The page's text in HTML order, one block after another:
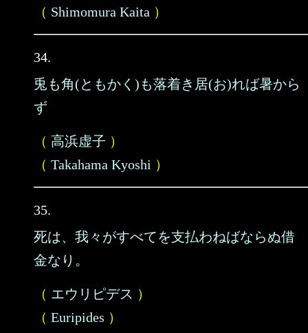
（ Shimomura Kaita ）
34.
兎も角(ともかく)も落着き居(お)れば暑から
ず
（ 高浜虚子 ）
（ Takahama Kyoshi ）
35.
死は、我々がすべてを支払わねばならぬ借
金なり。
（ エウリピデス ）
（ Euripides ）